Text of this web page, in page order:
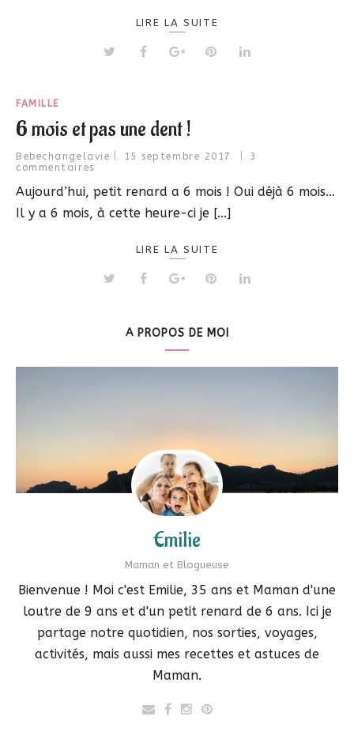
LIRE LA SUITE
FAMILLE
6 mois et pas une dent !
Bebechangelavie 15 septembre 2017
3
commentaires
Aujourd’hui, petit renard a 6 mois ! Oui déjà 6 mois…
Il y a 6 mois, à cette heure-ci je […]
LIRE LA SUITE
A PROPOS DE MOI
Emilie
Maman et Blogueuse
Bienvenue ! Moi c'est Emilie, 35 ans et Maman d'une
loutre de 9 ans et d'un petit renard de 6 ans. Ici je
partage notre quotidien, nos sorties, voyages,
activités, mais aussi mes recettes et astuces de
Maman.